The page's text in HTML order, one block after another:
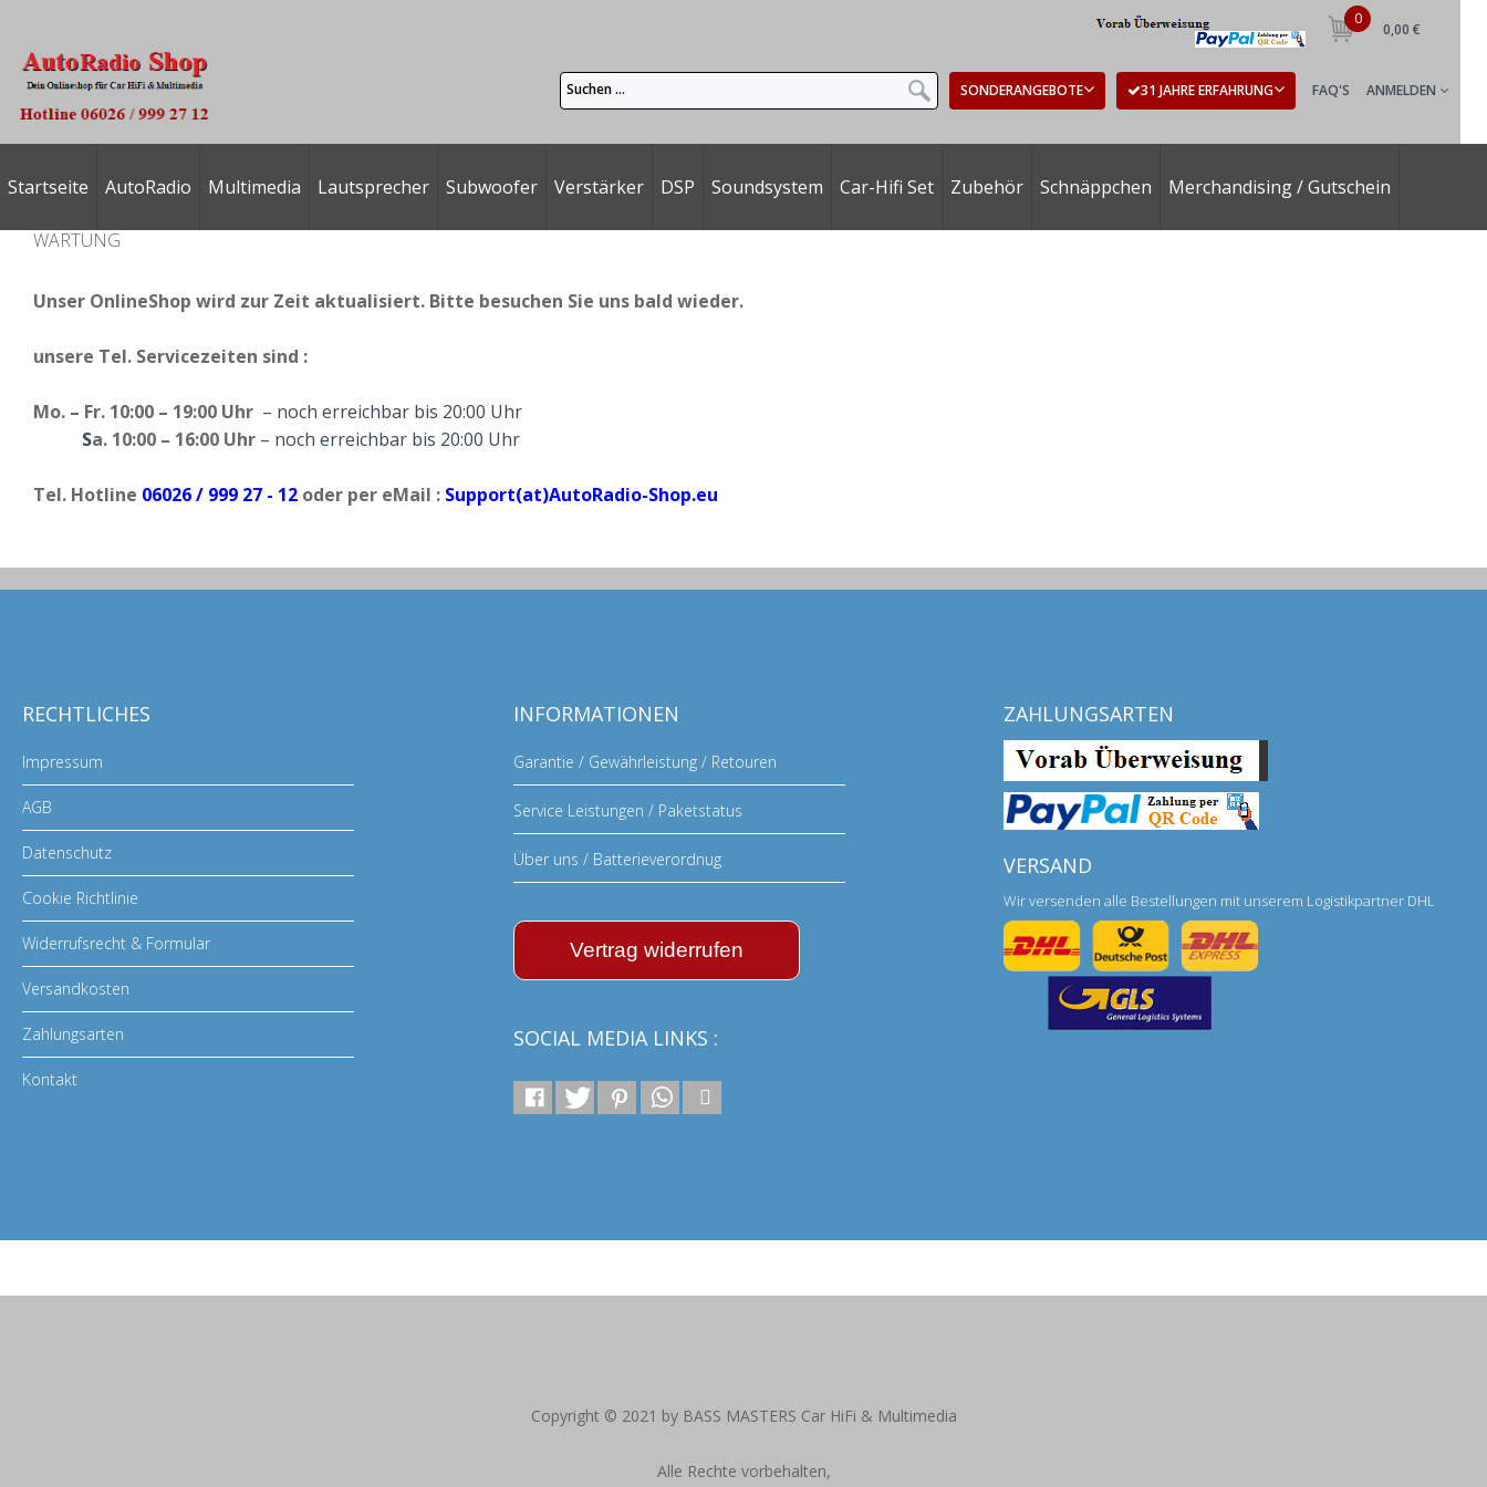
Startseite AutoRadio Multimedia Lautsprecher Subwoofer Verstärker DSP Soundsystem Car-Hifi Set Zubehör Schnäppchen Merchandising / Gutschein
0
0,00 €
SONDERANGEBOTE 31 JAHRE ERFAHRUNG FAQ'S ANMELDEN
WARTUNG
Unser OnlineShop wird zur Zeit aktualisiert. Bitte besuchen Sie uns bald wieder.
unsere Tel. Servicezeiten sind :
Mo. – Fr. 10:00 – 19:00 Uhr – noch erreichbar bis 20:00 Uhr
Sa. 10:00 – 16:00 Uhr – noch erreichbar bis 20:00 Uhr
Tel. Hotline 06026 / 999 27 - 12 oder per eMail : Support(at)AutoRadio-Shop.eu
RECHTLICHES
Impressum
AGB
Datenschutz
Cookie Richtlinie
Widerrufsrecht & Formular
Versandkosten
Zahlungsarten
Kontakt
INFORMATIONEN
Garantie / Gewährleistung / Retouren
Service Leistungen / Paketstatus
Über uns / Batterieverordnug
Vertrag widerrufen
SOCIAL MEDIA LINKS :
ZAHLUNGSARTEN
VERSAND
Wir versenden alle Bestellungen mit unserem Logistikpartner DHL
Copyright © 2021 by BASS MASTERS Car HiFi & Multimedia
Alle Rechte vorbehalten,